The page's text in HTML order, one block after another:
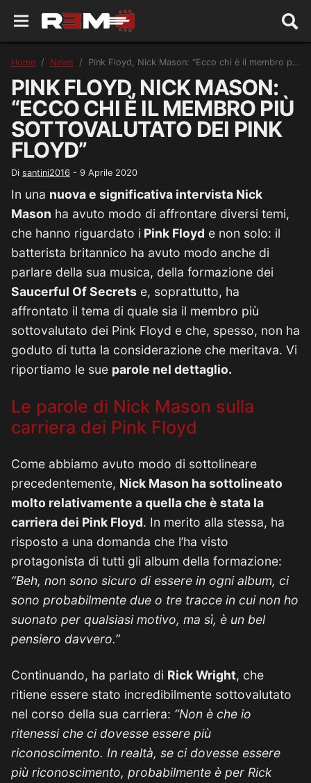
Home News Pink Floyd, Nick Mason: “Ecco chi è il membro più sottovalutato dei Pink Floyd”
PINK FLOYD, NICK MASON:
“ECCO CHI È IL MEMBRO PIÙ
SOTTOVALUTATO DEI PINK
FLOYD”
Di santini2016 - 9 Aprile 2020
In una nuova e significativa intervista Nick
Mason ha avuto modo di affrontare diversi temi,
che hanno riguardato i Pink Floyd e non solo: il
batterista britannico ha avuto modo anche di
parlare della sua musica, della formazione dei
Saucerful Of Secrets e, soprattutto, ha
affrontato il tema di quale sia il membro più
sottovalutato dei Pink Floyd e che, spesso, non ha
goduto di tutta la considerazione che meritava. Vi
riportiamo le sue parole nel dettaglio.
Le parole di Nick Mason sulla
carriera dei Pink Floyd
Come abbiamo avuto modo di sottolineare
precedentemente, Nick Mason ha sottolineato
molto relativamente a quella che è stata la
carriera dei Pink Floyd. In merito alla stessa, ha
risposto a una domanda che l’ha visto
protagonista di tutti gli album della formazione:
“Beh, non sono sicuro di essere in ogni album, ci
sono probabilmente due o tre tracce in cui non ho
suonato per qualsiasi motivo, ma sì, è un bel
pensiero davvero.”
Continuando, ha parlato di Rick Wright, che
ritiene essere stato incredibilmente sottovalutato
nel corso della sua carriera: “Non è che io
ritenessi che ci dovesse essere più
riconoscimento. In realtà, se ci dovesse essere
più riconoscimento, probabilmente è per Rick